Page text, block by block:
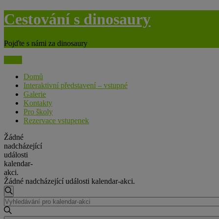
Skip
to
Cestování s dinosaury
Pojďte s námi za dinosaury
Domů
Interaktivní představení – vstupné
Galerie
Kontakty
Pro školy
Rezervace vstupenek
Žádné
nadcházející
události
kalendar-
akci.
Žádné nadcházející události kalendar-akci.
Navigace
pro
Hledat
Enter
Keyword.